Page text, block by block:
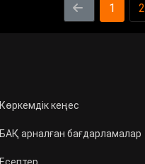
1 2
Көркемдік кеңес
БАҚ арналған бағдарламалар
Есептер